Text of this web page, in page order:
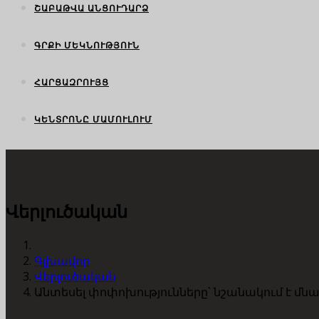
ՇԱԲԱԹՎԱ ԱՆՑՈՒԴԱՐՁ
ԳՐՔԻ ՄԵԿՆՈՒԹՅՈՒՆ
ՀԱՐՑԱԶՐՈՒՅՑ
ԿԵՆՏՐՈՆԸ ՄԱՄՈՒԼՈՒՄ
Վերլուծական
Գլխավոր
Վերլուծական
Անտեսել փոփոխությունները՝ նշանակում է